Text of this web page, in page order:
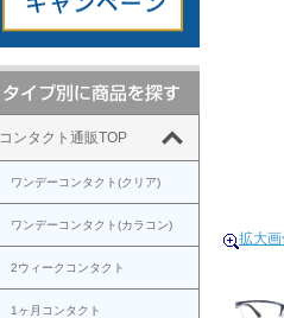
コンタクト通販TOP
ワンデーコンタクト(クリア)
ワンデーコンタクト(カラコン)
2ウィークコンタクト
1ヶ月コンタクト
拡大